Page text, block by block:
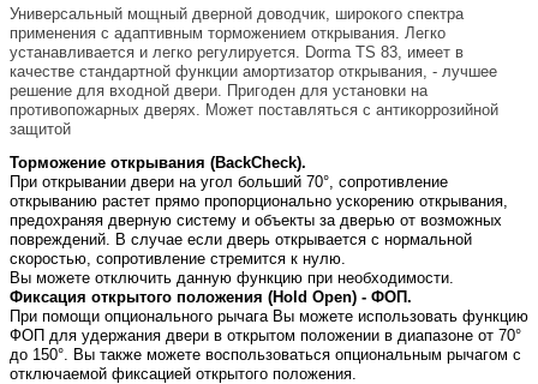
Универсальный мощный дверной доводчик, широкого спектра
применения с адаптивным торможением открывания. Легко
устанавливается и легко регулируется. Dorma TS 83, имеет в
качестве стандартной функции амортизатор открывания, - лучшее
решение для входной двери.
Пригоден для установки на
противопожарных дверях. Может поставляться с антикоррозийной
защитой
Торможение открывания (BackCheck).
При открывании двери на угол больший 70°, сопротивление
открыванию растет прямо пропорционально ускорению открывания,
предохраняя дверную систему и объекты за дверью от возможных
повреждений. В случае если дверь открывается с нормальной
скоростью, сопротивление стремится к нулю.
Вы можете отключить данную функцию при необходимости.
Фиксация открытого положения (Hold Open) - ФОП.
При помощи опционального рычага Вы можете использовать функцию
ФОП для удержания двери в открытом положении в диапазоне от 70°
до 150°. Вы также можете воспользоваться опциональным рычагом с
отключаемой фиксацией открытого положения.